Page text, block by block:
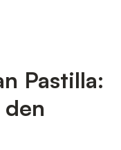
Pastilla: